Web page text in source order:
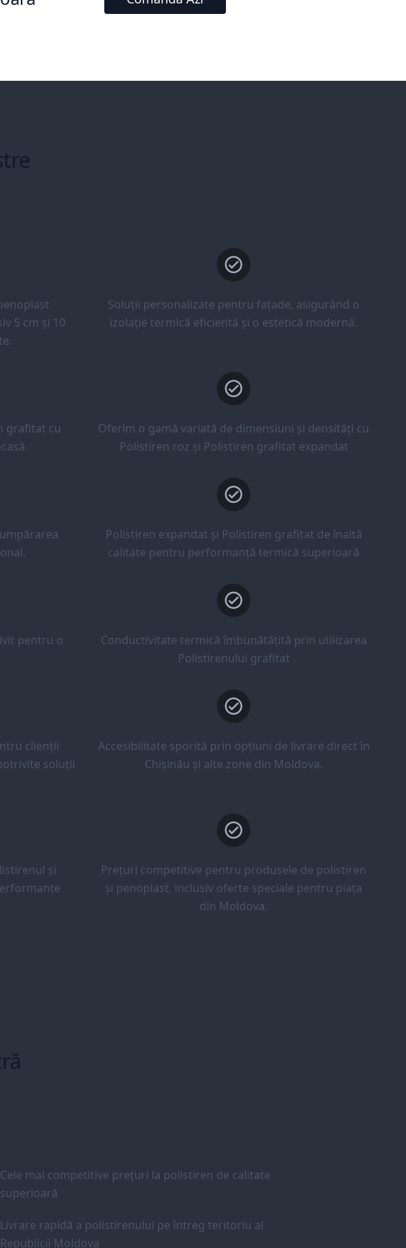
5 cm și 10
Soluții personalizate pentru fațade, asigurând o
izolație termică eficientă și o estetică modernă.
grafitat cu
Oferim o gamă variată de dimensiuni și densități cu
Polistiren roz și Polistiren grafitat expandat
Polistiren expandat și Polistiren grafitat de înaltă
calitate pentru performanță termică superioară
pentru o
Conductivitate termică îmbunătățită prin utilizarea
Polistirenului grafitat
clienții
soluții
Accesibilitate sporită prin opțiuni de livrare direct în
Chișinău și alte zone din Moldova.
și
Prețuri competitive pentru produsele de polistiren
și penoplast, inclusiv oferte speciale pentru piața
din Moldova.
Cele mai competitive prețuri la polistiren de calitate
superioară
Livrare rapidă a polistirenului pe întreg teritoriu al
Republicii Moldova